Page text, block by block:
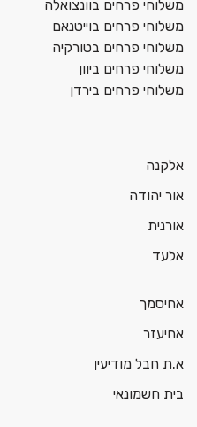
משלוחי פרחים בוונצואלה
משלוחי פרחים בוייטנאם
משלוחי פרחים בטורקיה
משלוחי פרחים ביוון
משלוחי פרחים בירדן
אלקנה
אור יהודה
אורנית
אלעד
אחיסמך
אחיעזר
א.ת חבל מודיעין
בית חשמונאי